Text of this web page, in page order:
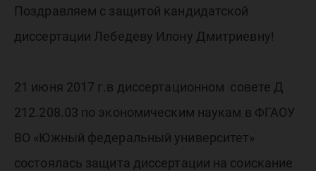
Илоны
Поздравляем с защитой кандидатской
диссертации Лебедеву Илону Дмитриевну!
21 июня 2017 г.в диссертационном совете Д
212.208.03 по экономическим наукам в ФГАОУ
ВО «Южный федеральный университет»
состоялась защита диссертации на соискание